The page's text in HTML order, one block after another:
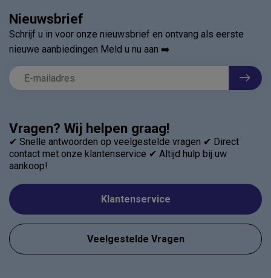
Vragen? Wij helpen graag!
✔ Snelle antwoorden op veelgestelde vragen ✔ Direct
contact met onze klantenservice ✔ Altijd hulp bij uw
aankoop!
Klantenservice
Veelgestelde Vragen
Nieuwsbrief
Schrijf u in voor onze nieuwsbrief en ontvang als eerste
nieuwe aanbiedingen Meld u nu aan ➡️